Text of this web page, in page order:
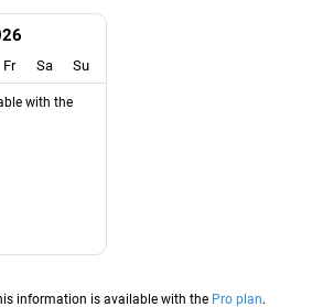
Fr Sa Su
with the
information is available with the Pro plan.